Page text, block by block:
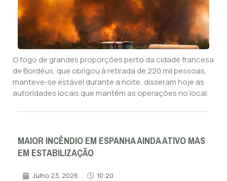
O fogo de grandes proporções perto da cidade francesa
de Bordéus, que obrigou à retirada de 220 mil pessoas,
manteve-se estável durante a noite, disseram hoje as
autoridades locais que mantêm as operações no local.
MAIOR INCÊNDIO EM ESPANHA AINDA ATIVO MAS
EM ESTABILIZAÇÃO
Julho 23, 2026 10:20